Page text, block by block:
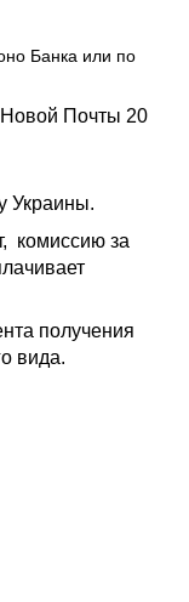
Банка или по
Почты 20
Украины.
комиссию за
получения
вида.